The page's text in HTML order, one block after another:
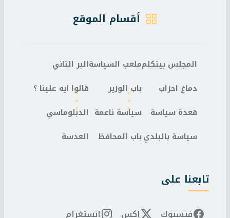
أقسام الموقع
المجلس بيتكلم
دماغ احزاب
قعدة سياسة
سياسة بالبلدي
ملعب السياسة
باب الوزير
سياسة ناعمة
باب المحافظ
البر التاني
قالوا ايه علينا ؟
الدبلوماسي
العدسة
تابعنا على
فيسبوك إكس انستغرام